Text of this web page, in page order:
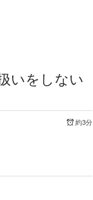
いをしない
約3分